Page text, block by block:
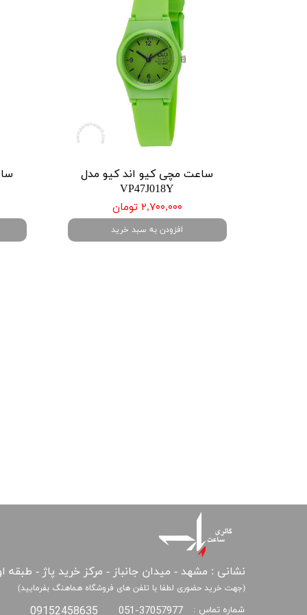
ساعت مچی کیو اند کیو مدل
VP47J018Y
۲,۷۰۰,۰۰۰ تومان
افزودن به سبد خرید
نشانی : مشهد - میدان جانباز - مرکز خرید پاژ - طبقه
شماره تماس : 051-37057977
(جهت خرید حضوری لطفا با تلفن های فروشگاه هماهنگ بفرمایید)
09152458635